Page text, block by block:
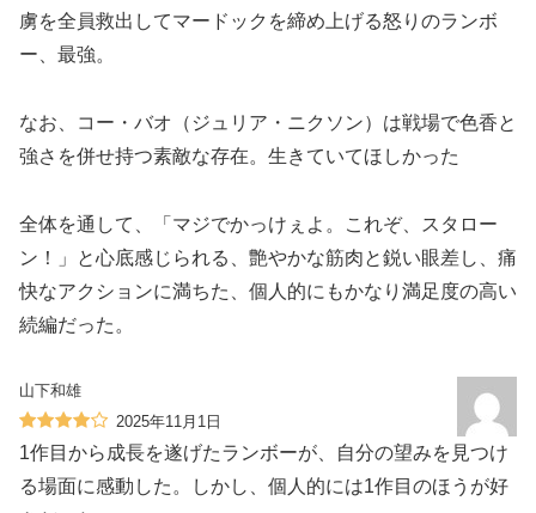
虜を全員救出してマードックを締め上げる怒りのランボ
ー、最強。
なお、コー・バオ（ジュリア・ニクソン）は戦場で色香と
強さを併せ持つ素敵な存在。生きていてほしかった
全体を通して、「マジでかっけぇよ。これぞ、スタロー
ン！」と心底感じられる、艶やかな筋肉と鋭い眼差し、痛
快なアクションに満ちた、個人的にもかなり満足度の高い
続編だった。
山下和雄
2025年11月1日
1作目から成長を遂げたランボーが、自分の望みを見つけ
る場面に感動した。しかし、個人的には1作目のほうが好